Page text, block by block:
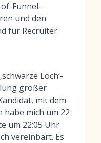
Funnel-
und den
für Recruiter
Loch‘-
großer
mit dem
habe mich um 22
um 22:05 Uhr
vereinbart. Es